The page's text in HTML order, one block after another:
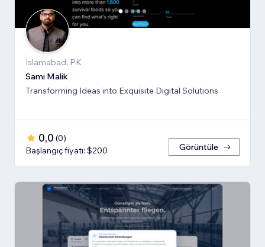
Islamabad, PK
Sami Malik
Transforming Ideas into Exquisite Digital Solutions
0,0 (0)
Başlangıç fiyatı: $200
Görüntüle